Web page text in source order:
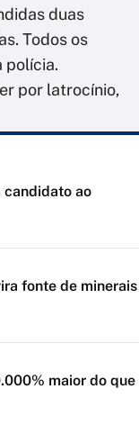
duas
Todos os
polícia.
por latrocínio,
candidato ao
fonte de minerais
maior do que